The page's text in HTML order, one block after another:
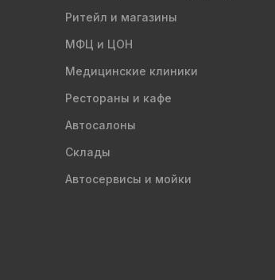
Ритейл и магазины
МФЦ и ЦОН
Медицинские клиники
Рестораны и кафе
Автосалоны
Склады
Автосервисы и мойки